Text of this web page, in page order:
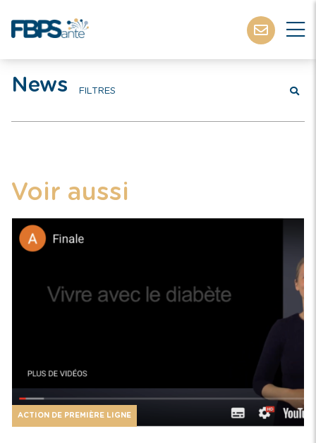
News FILTRES
Voir aussi
ACTION DE PREMIÈRE LIGNE